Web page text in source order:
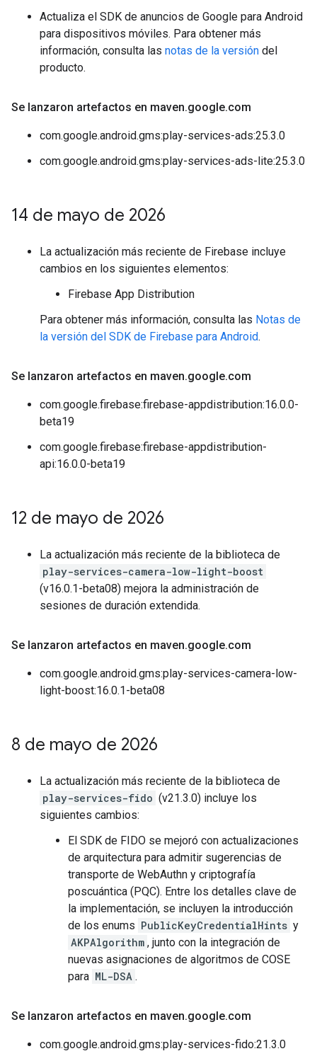
Actualiza el SDK de anuncios de Google para Android
para dispositivos móviles. Para obtener más
información, consulta las notas de la versión del
producto.
Se lanzaron artefactos en maven.google.com
com.google.android.gms:play-services-ads:25.3.0
com.google.android.gms:play-services-ads-lite:25.3.0
14 de mayo de 2026
La actualización más reciente de Firebase incluye
cambios en los siguientes elementos:
Firebase App Distribution
Para obtener más información, consulta las Notas de
la versión del SDK de Firebase para Android.
Se lanzaron artefactos en maven.google.com
com.google.firebase:firebase-appdistribution:16.0.0-
beta19
com.google.firebase:firebase-appdistribution-
api:16.0.0-beta19
12 de mayo de 2026
La actualización más reciente de la biblioteca de
play-services-camera-low-light-boost
(v16.0.1-beta08) mejora la administración de
sesiones de duración extendida.
Se lanzaron artefactos en maven.google.com
com.google.android.gms:play-services-camera-low-
light-boost:16.0.1-beta08
8 de mayo de 2026
La actualización más reciente de la biblioteca de
play-services-fido (v21.3.0) incluye los
siguientes cambios:
El SDK de FIDO se mejoró con actualizaciones
de arquitectura para admitir sugerencias de
transporte de WebAuthn y criptografía
poscuántica (PQC). Entre los detalles clave de
la implementación, se incluyen la introducción
de los enums PublicKeyCredentialHints y
AKPAlgorithm , junto con la integración de
nuevas asignaciones de algoritmos de COSE
para ML-DSA .
Se lanzaron artefactos en maven.google.com
com.google.android.gms:play-services-fido:21.3.0